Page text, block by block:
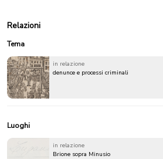
Relazioni
Tema
in relazione
denunce e processi criminali
Luoghi
in relazione
Brione sopra Minusio